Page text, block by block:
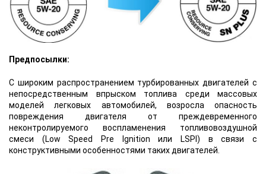
Предпосылки:
С широким распространением турбированных двигателей c
непосредственным впрыском топлива среди массовых
моделей легковых автомобилей, возросла опасность
повреждения двигателя от преждевременного
неконтролируемого воспламенения топливовоздушной
смеси (Low Speed Pre Ignition или LSPI) в связи с
конструктивными особенностями таких двигателей.